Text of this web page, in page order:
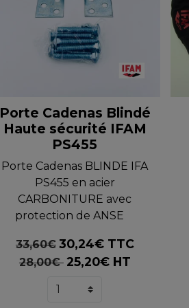
Porte Cadenas Blindé
Haute sécurité IFAM
PS455
Porte Cadenas BLINDE IFA
PS455 en acier
CARBONITURE avec
protection de ANSE
33,60€ 30,24€ TTC
28,00€ 25,20€ HT